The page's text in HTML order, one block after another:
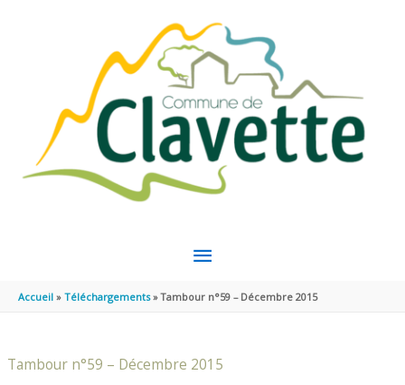
MENU
PRINCIPAL
Accueil Téléchargements Tambour n°59 – Décembre 2015
Tambour n°59 – Décembre 2015